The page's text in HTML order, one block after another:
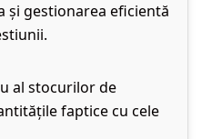
și gestionarea eficientă
al stocurilor de
faptice cu cele